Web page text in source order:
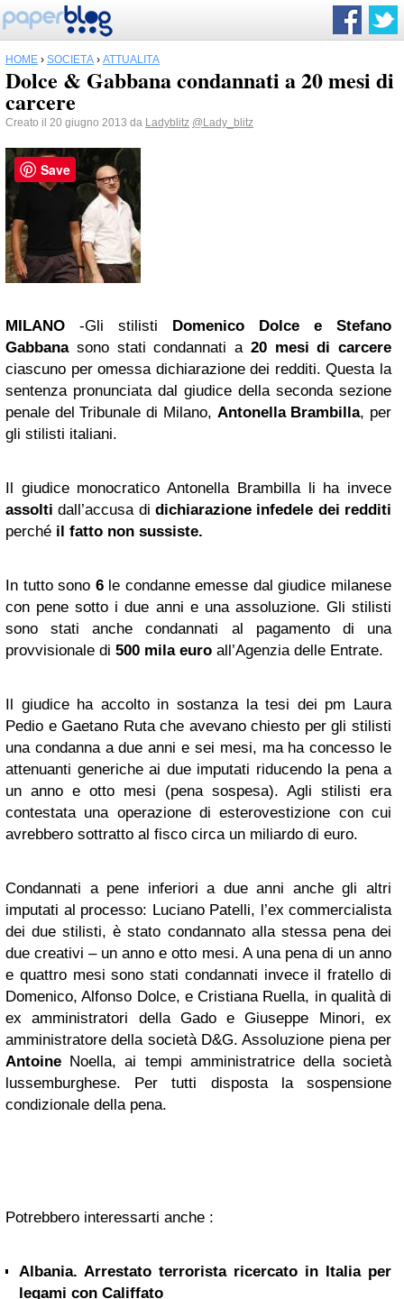
HOME › SOCIETÀ › ATTUALITÀ
Dolce & Gabbana condannati a 20 mesi di
carcere
Creato il 20 giugno 2013 da Ladyblitz @Lady_blitz
MILANO -Gli stilisti Domenico Dolce e Stefano
Gabbanasono stati condannati a20 mesi di carcere
ciascuno per omessa dichiarazione dei redditi. Questa la
sentenza pronunciata dal giudice della seconda sezione
penale del Tribunale di Milano, Antonella Brambilla, per
gli stilisti italiani.
Il giudice monocratico Antonella Brambilla li ha invece
assolti dall’accusa di dichiarazione infedele dei redditi
perché il fatto non sussiste.
In tutto sono 6le condanne emesse dal giudice milanese
con pene sotto i due anni e una assoluzione. Gli stilisti
sono stati anche condannati al pagamento di una
provvisionale di 500 mila euro all’Agenzia delle Entrate.
Il giudice ha accolto in sostanza la tesi dei pm Laura
Pedio e Gaetano Ruta che avevano chiesto per gli stilisti
una condanna a due anni e sei mesi, ma ha concesso le
attenuanti generiche ai due imputati riducendo la pena a
un anno e otto mesi (pena sospesa). Agli stilisti era
contestata una operazione di esterovestizione con cui
avrebbero sottratto al fisco circa un miliardo di euro.
Condannati a pene inferiori a due anni anche gli altri
imputati al processo: Luciano Patelli, l’ex commercialista
dei due stilisti, è stato condannato alla stessa pena dei
due creativi – un anno e otto mesi. A una pena di un anno
e quattro mesi sono stati condannati invece il fratello di
Domenico, Alfonso Dolce, e Cristiana Ruella, in qualità di
ex amministratori della Gado e Giuseppe Minori, ex
amministratore della società D&G. Assoluzione piena per
Antoine Noella, ai tempi amministratrice della società
lussemburghese. Per tutti disposta la sospensione
condizionale della pena.
Potrebbero interessarti anche :
Albania. Arrestato terrorista ricercato in Italia per
legami con Califfato
Save